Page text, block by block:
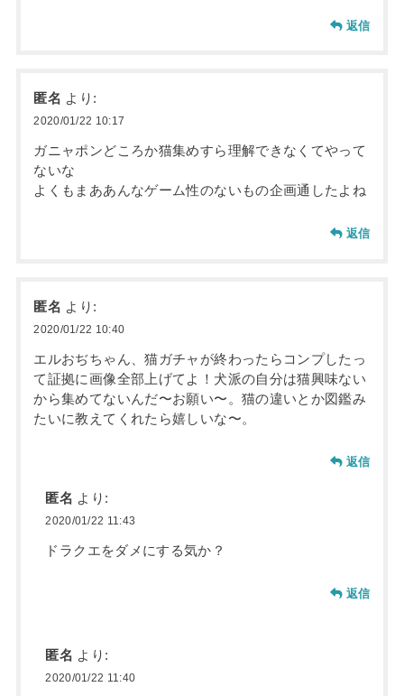
返信
匿名 より:
2020/01/22 10:17
ガニャポンどころか猫集めすら理解できなくてやって
ないな
よくもまああんなゲーム性のないもの企画通したよね
返信
匿名 より:
2020/01/22 10:40
エルおぢちゃん、猫ガチャが終わったらコンプしたっ
て証拠に画像全部上げてよ！犬派の自分は猫興味ない
から集めてないんだ〜お願い〜。猫の違いとか図鑑み
たいに教えてくれたら嬉しいな〜。
返信
匿名 より:
2020/01/22 11:43
ドラクエをダメにする気か？
返信
匿名 より:
2020/01/22 11:40